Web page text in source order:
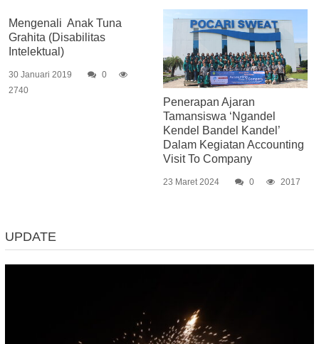
Mengenali Anak Tuna
Grahita (Disabilitas
Intelektual)
30 Januari 2019
0
2740
Penerapan Ajaran
Tamansiswa ‘Ngandel
Kendel Bandel Kandel’
Dalam Kegiatan Accounting
Visit To Company
23 Maret 2024 0 2017
UPDATE